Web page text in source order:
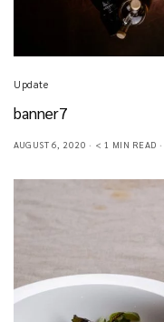
Update
banner7
AUGUST 6, 2020 < 1 MIN READ